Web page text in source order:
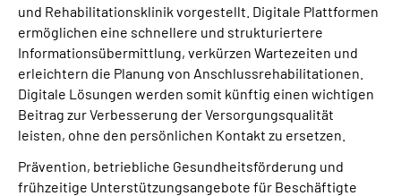
und Rehabilitationsklinik vorgestellt. Digitale Plattformen
ermöglichen eine schnellere und strukturiertere
Informationsübermittlung, verkürzen Wartezeiten und
erleichtern die Planung von Anschlussrehabilitationen.
Digitale Lösungen werden somit künftig einen wichtigen
Beitrag zur Verbesserung der Versorgungsqualität
leisten, ohne den persönlichen Kontakt zu ersetzen.
Prävention, betriebliche Gesundheitsförderung und
frühzeitige Unterstützungsangebote für Beschäftigte